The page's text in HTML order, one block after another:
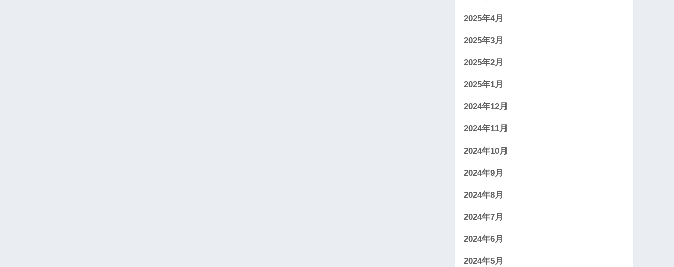
2025年4月
2025年3月
2025年2月
2025年1月
2024年12月
2024年11月
2024年10月
2024年9月
2024年8月
2024年7月
2024年6月
2024年5月